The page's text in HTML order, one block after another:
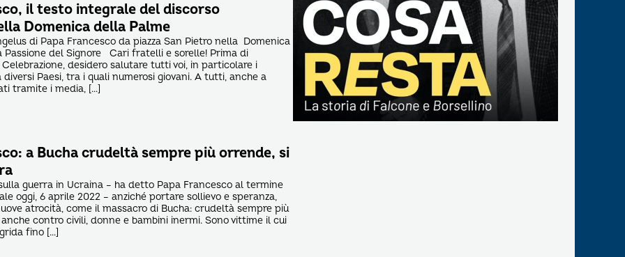
il testo integrale del discorso
Domenica della Palme
di Papa Francesco da piazza San Pietro nella Domenica
Passione del Signore Cari fratelli e sorelle! Prima di
desidero salutare tutti voi, in particolare i
Paesi, tra i quali numerosi giovani. A tutti, anche a
tramite i media, […]
a Bucha crudeltà sempre più orrende, si
guerra in Ucraina – ha detto Papa Francesco al termine
oggi, 6 aprile 2022 – anziché portare sollievo e speranza,
atrocità, come il massacro di Bucha: crudeltà sempre più
contro civili, donne e bambini inermi. Sono vittime il cui
fino […]